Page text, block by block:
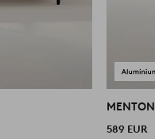
MENTON
589 EUR